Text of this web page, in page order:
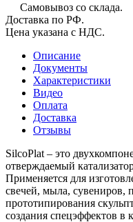
Самовывоз со склада.
Доставка по РФ.
Цена указана с НДС.
Описание
Документы
Характеристики
Видео
Оплата
Доставка
Отзывы
SilcoPlat – это
отверждаемый
Применяется для
свечей, мыла,
прототипирования
создания спецэффектов в